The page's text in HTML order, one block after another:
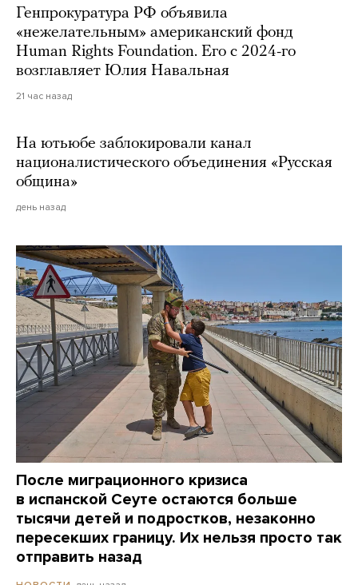
Генпрокуратура РФ объявила
«нежелательным» американский фонд
Human Rights Foundation. Его с 2024-го
возглавляет Юлия Навальная
21 час назад
На ютьюбе заблокировали канал
националистического объединения «Русская
община»
день назад
После миграционного кризиса
в испанской Сеуте остаются больше
тысячи детей и подростков, незаконно
пересекших границу. Их нельзя просто так
отправить назад